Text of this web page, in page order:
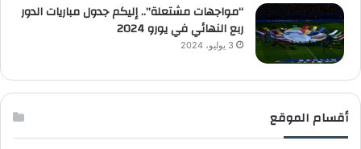
“مواجهات مشتعلة”.. إليكم جدول مباريات الدور
ربع النهائي في يورو 2024
3 يوليو، 2024
أقسام الموقع